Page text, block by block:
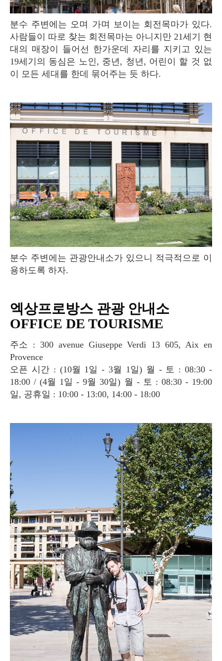
분수 주변에는 오며 가며 보이는 회전목마가 있다.
사람들이 따로 찾는 회전목마는 아니지만 21세기 현
대의 매장이 들어선 한가운데 자리를 지키고 있는
19세기의 동심은 노인, 중년, 청년, 어린이 할 것 없
이 모든 세대를 한데 묶어주는 듯 하다.
분수 주변에는 관광안내소가 있으니 적극적으로 이
용하도록 하자.
엑상프로방스 관광 안내소
OFFICE DE TOURISME
주소 : 300 avenue Giuseppe Verdi 13 605, Aix en
Provence
오픈 시간 : (10월 1일 - 3월 1일) 월 - 토 : 08:30 -
18:00 / (4월 1일 - 9월 30일) 월 - 토 : 08:30 - 19:00
일, 공휴일 : 10:00 - 13:00, 14:00 - 18:00